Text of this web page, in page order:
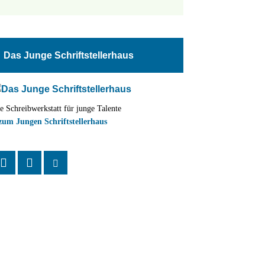
Das Junge Schriftstellerhaus
Schreibwerkstatt für junge Talente
Jungen Schriftstellerhaus